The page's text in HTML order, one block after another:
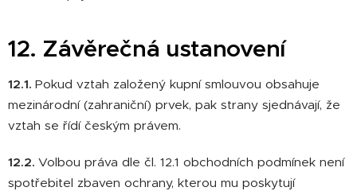
12. Závěrečná ustanovení
12.1. Pokud vztah založený kupní smlouvou obsahuje
mezinárodní (zahraniční) prvek, pak strany sjednávají, že
vztah se řídí českým právem.
12.2. Volbou práva dle čl. 12.1 obchodních podmínek není
spotřebitel zbaven ochrany, kterou mu poskytují